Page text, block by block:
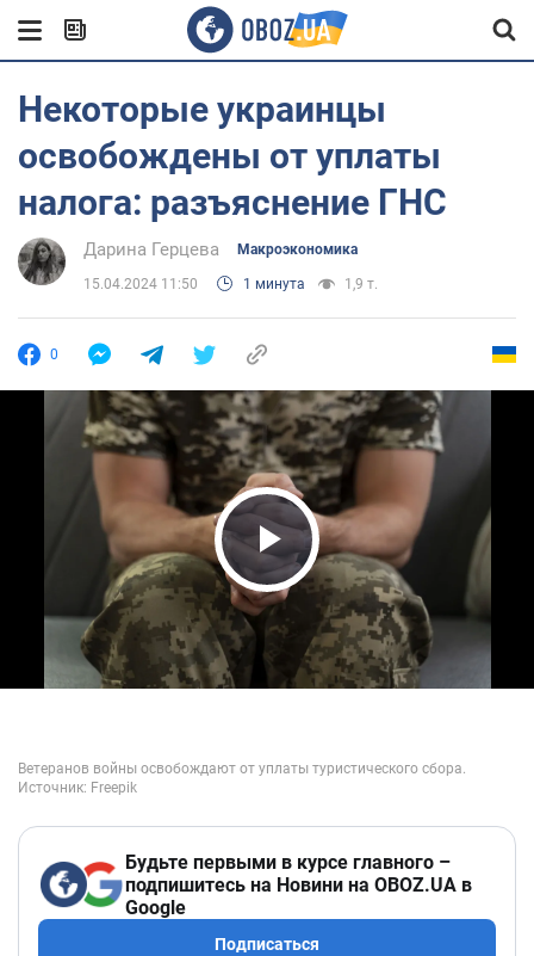
Некоторые украинцы
освобождены от уплаты
налога: разъяснение ГНС
Дарина Герцева Mакроэкономика
15.04.2024 11:50 1 минута 1,9 т.
0
Play Video
Будьте первыми в курсе главного –
подпишитесь на Новини на OBOZ.UA в
Google
Подписаться